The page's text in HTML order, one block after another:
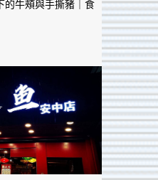
的牛頰與手撕豬｜食